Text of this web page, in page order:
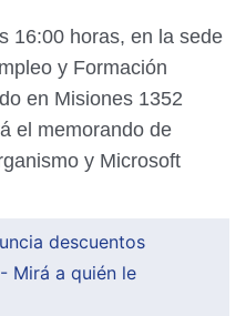
16:00 horas, en la sede
y Formación
en Misiones 1352
el memorando de
y Microsoft
descuentos
Mirá a quién le